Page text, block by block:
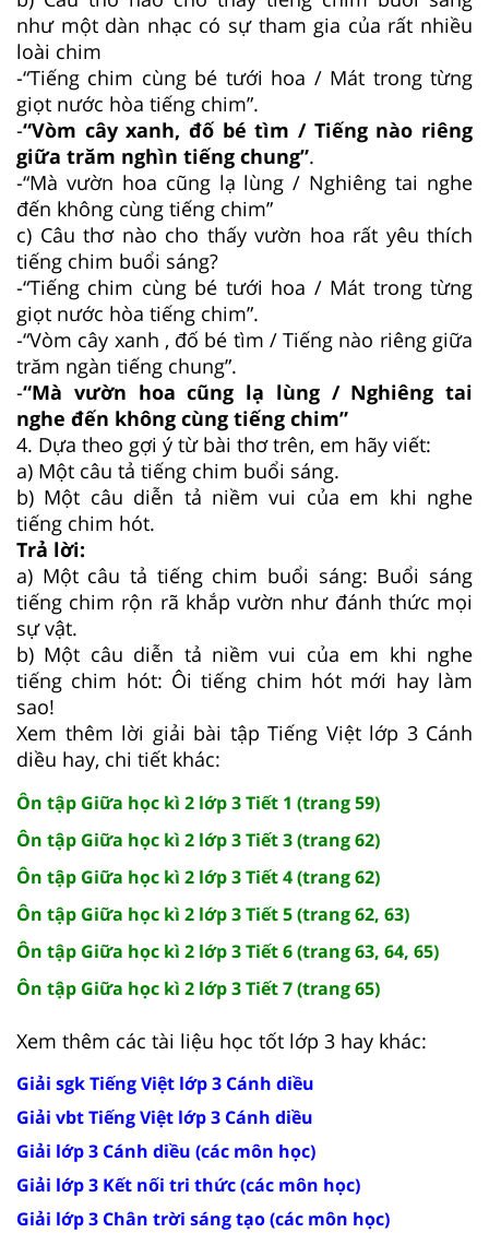
như một dàn nhạc có sự tham gia của rất nhiều
loài chim
-“Tiếng chim cùng bé tưới hoa / Mát trong từng
giọt nước hòa tiếng chim”.
-“Vòm cây xanh, đố bé tìm / Tiếng nào riêng
giữa trăm nghìn tiếng chung”.
-“Mà vườn hoa cũng lạ lùng / Nghiêng tai nghe
đến không cùng tiếng chim”
c) Câu thơ nào cho thấy vườn hoa rất yêu thích
tiếng chim buổi sáng?
-“Tiếng chim cùng bé tưới hoa / Mát trong từng
giọt nước hòa tiếng chim”.
-“Vòm cây xanh , đố bé tìm / Tiếng nào riêng giữa
trăm ngàn tiếng chung”.
-“Mà vườn hoa cũng lạ lùng / Nghiêng tai
nghe đến không cùng tiếng chim”
4. Dựa theo gợi ý từ bài thơ trên, em hãy viết:
a) Một câu tả tiếng chim buổi sáng.
b) Một câu diễn tả niềm vui của em khi nghe
tiếng chim hót.
Trả lời:
a) Một câu tả tiếng chim buổi sáng: Buổi sáng
tiếng chim rộn rã khắp vườn như đánh thức mọi
sự vật.
b) Một câu diễn tả niềm vui của em khi nghe
tiếng chim hót: Ôi tiếng chim hót mới hay làm
sao!
Xem thêm lời giải bài tập Tiếng Việt lớp 3 Cánh
diều hay, chi tiết khác:
Ôn tập Giữa học kì 2 lớp 3 Tiết 1 (trang 59)
Ôn tập Giữa học kì 2 lớp 3 Tiết 3 (trang 62)
Ôn tập Giữa học kì 2 lớp 3 Tiết 4 (trang 62)
Ôn tập Giữa học kì 2 lớp 3 Tiết 5 (trang 62, 63)
Ôn tập Giữa học kì 2 lớp 3 Tiết 6 (trang 63, 64, 65)
Ôn tập Giữa học kì 2 lớp 3 Tiết 7 (trang 65)
Xem thêm các tài liệu học tốt lớp 3 hay khác:
Giải sgk Tiếng Việt lớp 3 Cánh diều
Giải vbt Tiếng Việt lớp 3 Cánh diều
Giải lớp 3 Cánh diều (các môn học)
Giải lớp 3 Kết nối tri thức (các môn học)
Giải lớp 3 Chân trời sáng tạo (các môn học)